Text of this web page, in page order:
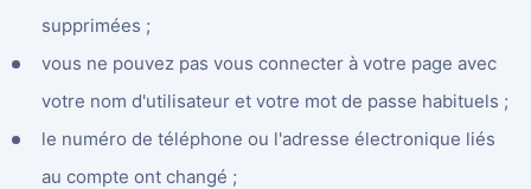
supprimées ;
vous ne pouvez pas vous connecter à votre page avec
votre nom d'utilisateur et votre mot de passe habituels ;
le numéro de téléphone ou l'adresse électronique liés
au compte ont changé ;